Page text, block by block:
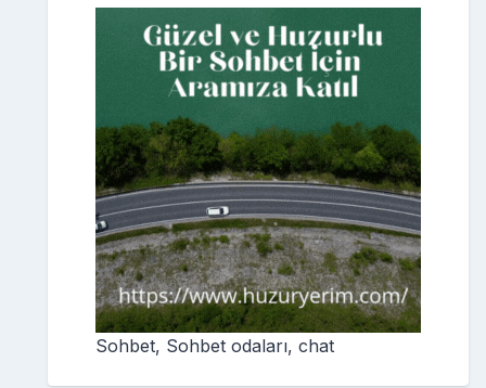
Sohbet, Sohbet odaları, chat